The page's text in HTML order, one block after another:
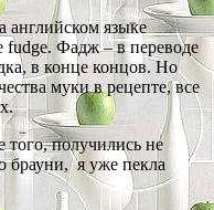
английском языке
fudge. Фадж – в переводе
в конце концов. Но
муки в рецепте, все
того, получились не
брауни, я уже пекла